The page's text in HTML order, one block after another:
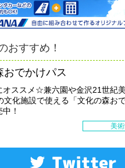
おすすめ！
おでかけパス
オススメ☆兼六園や金沢21世紀
文化施設で使える「文化の森お
！
美